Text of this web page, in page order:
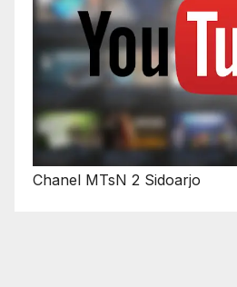
Chanel MTsN 2 Sidoarjo